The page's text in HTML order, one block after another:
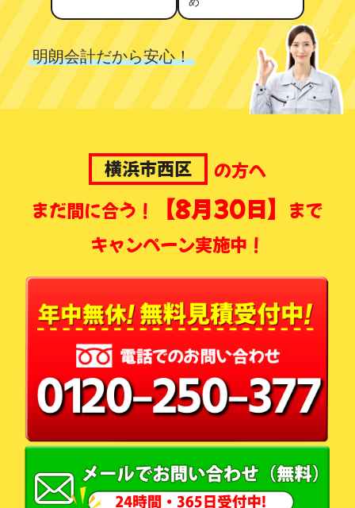
明朗会計だから安心！
横浜市西区
の方へ
まだ間に合う！
【8月30日】 まで
キャンペーン実施中！